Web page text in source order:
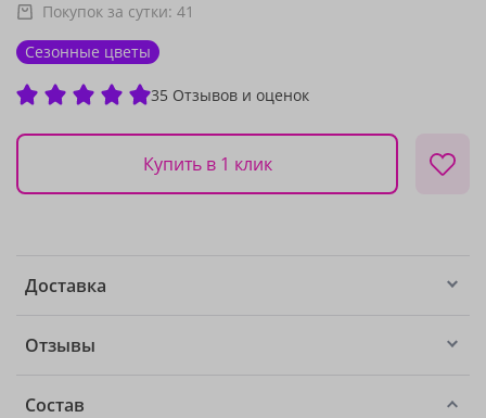
Покупок за сутки: 41
Сезонные цветы
35 Отзывов и оценок
Купить в 1 клик
Доставка
Отзывы
Состав